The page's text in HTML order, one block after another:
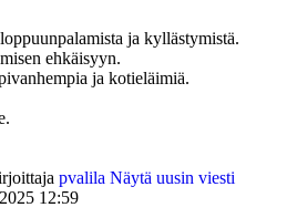
ja kyllästymistä.
ehkäisyyn.
ja kotieläimiä.
pvalila Näytä uusin viesti
12:59